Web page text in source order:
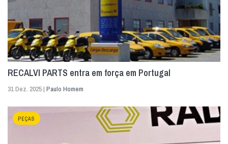
RECALVI PARTS entra em força em Portugal
31 Dez. 2025 | Paulo Homem
PEÇAS